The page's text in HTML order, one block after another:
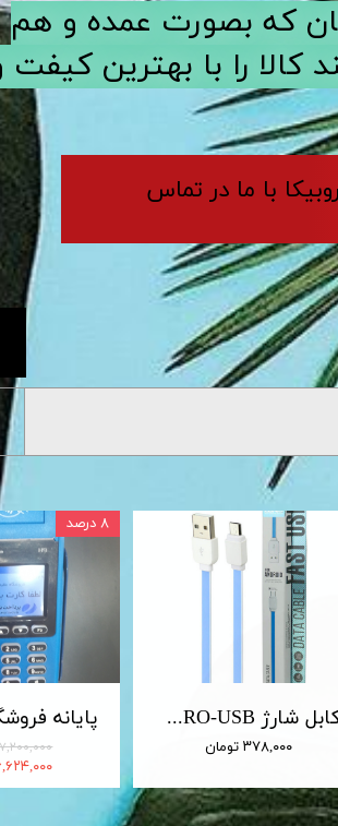
۷,۲۰۰,۰۰۰ تومان
۶,۶۲۴,۰۰۰
۸ درصد
کابل شارژ MICRO-USB اندروید LDNIO الدینیو مدل XS-07 متراژ 1 متر
۳۷۸,۰۰۰ تومان
که بصورت عمده و هم
را با بهترین کیفت
با ما در تماس